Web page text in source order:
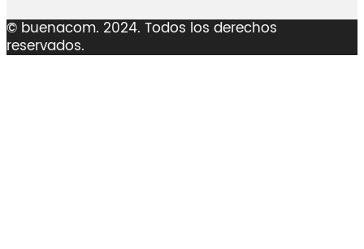
© buenacom. 2024. Todos los derechos
reservados.